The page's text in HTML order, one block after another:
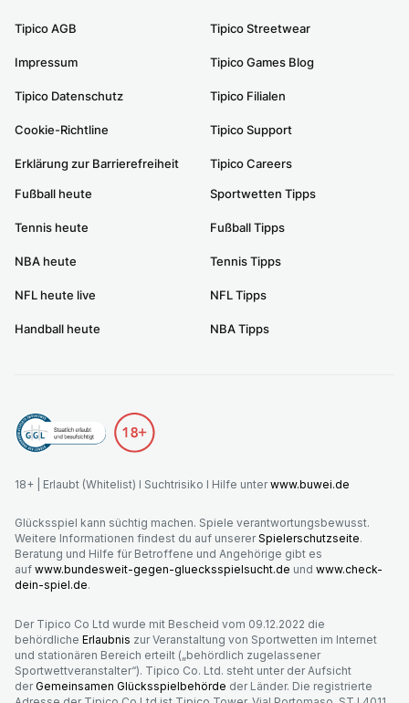
Tipico AGB
Impressum
Tipico Datenschutz
Cookie-Richtline
Erklärung zur Barrierefreiheit
Tipico Streetwear
Tipico Games Blog
Tipico Filialen
Tipico Support
Tipico Careers
Fußball heute
Tennis heute
NBA heute
NFL heute live
Handball heute
Sportwetten Tipps
Fußball Tipps
Tennis Tipps
NFL Tipps
NBA Tipps
18+ | Erlaubt (Whitelist) I Suchtrisiko I Hilfe unterwww.buwei.de
Glücksspiel kann süchtig machen. Spiele verantwortungsbewusst.
Weitere Informationen findest du auf unsererSpielerschutzseite.
Beratung und Hilfe für Betroffene und Angehörige gibt es
auf www.bundesweit-gegen-gluecksspielsucht.de und www.check-
dein-spiel.de.
Der Tipico Co Ltd wurde mit Bescheid vom 09.12.2022 die
behördliche Erlaubnis zur Veranstaltung von Sportwetten im Internet
und stationären Bereich erteilt („behördlich zugelassener
Sportwettveranstalter“). Tipico Co. Ltd. steht unter der Aufsicht
derGemeinsamen Glücksspielbehörde der Länder. Die registrierte